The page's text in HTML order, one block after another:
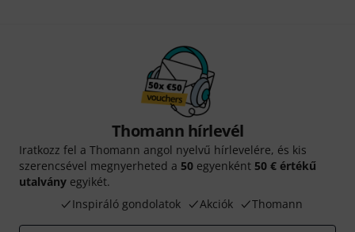
Thomann hírlevél
Iratkozz fel a Thomann angol nyelvű hírlevelére, és kis
szerencsével megnyerheted a 50 egyenként 50 € értékű
utalvány egyikét.
Inspiráló gondolatok
Akciók Thomann